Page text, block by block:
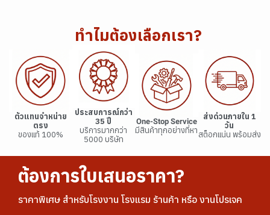
ทำไมต้องเลือกเรา?
ตัวแทนจำหน่าย
ตรง
ของแท้ 100%
ประสบการณ์กว่า
35 ปี
บริการมากกว่า
5000 บริษัท
One-Stop Service
มีสินค้าทุกอย่างที่หา
ส่งด่วนภายใน 1
วัน
สต็อกแน่น พร้อมส่ง
ต้องการใบเสนอราคา?
ราคาพิเศษ สำหรับโรงงาน โรงแรม ร้านค้า หรือ งานโปรเจค